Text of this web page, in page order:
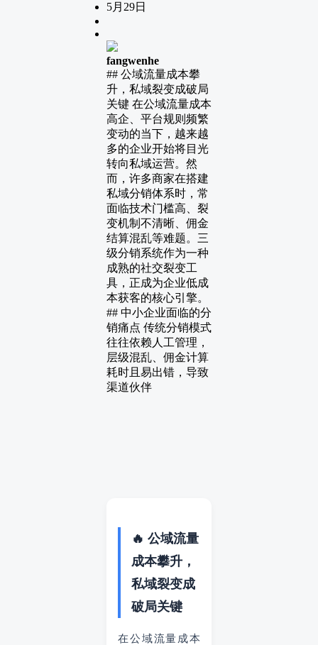
5月29日
fangwenhe
## 公域流量成本攀
升，私域裂变成破局
关键 在公域流量成本
高企、平台规则频繁
变动的当下，越来越
多的企业开始将目光
转向私域运营。然
而，许多商家在搭建
私域分销体系时，常
面临技术门槛高、裂
变机制不清晰、佣金
结算混乱等难题。三
级分销系统作为一种
成熟的社交裂变工
具，正成为企业低成
本获客的核心引擎。
## 中小企业面临的分
销痛点 传统分销模式
往往依赖人工管理，
层级混乱、佣金计算
耗时且易出错，导致
渠道伙伴
🔥 公域流量
成本攀升，
私域裂变成
破局关键
在公域流量成本